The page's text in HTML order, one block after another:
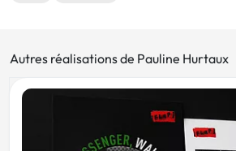
Autres réalisations de Pauline Hurtaux